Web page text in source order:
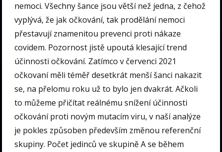
nemoci. Všechny šance jsou větší než jedna, z čehož
vyplývá, že jak očkování, tak prodělání nemoci
přestavují znamenitou prevenci proti nákaze
covidem. Pozornost jistě upoutá klesající trend
účinnosti očkování. Zatímco v červenci 2021
očkovaní měli téměř desetkrát menší šanci nakazit
se, na přelomu roku už to bylo jen dvakrát. Ačkoli
to můžeme přičítat reálnému snížení účinnosti
očkování proti novým mutacím viru, v naší analýze
je pokles způsoben především změnou referenční
skupiny. Počet jedinců ve skupině A se během